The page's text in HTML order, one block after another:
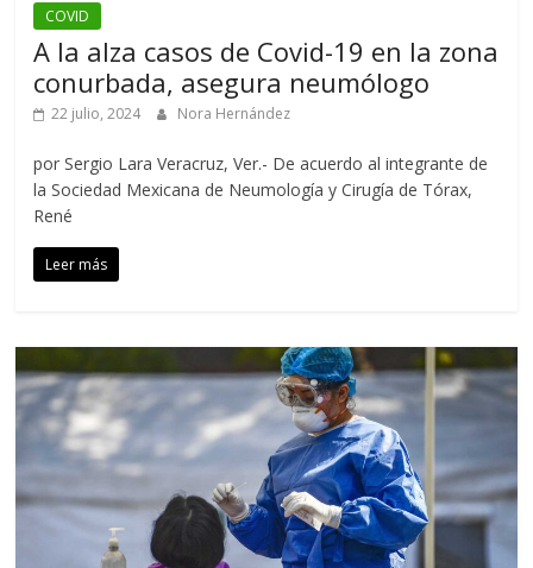
COVID
A la alza casos de Covid-19 en la zona
conurbada, asegura neumólogo
22 julio, 2024 Nora Hernández
por Sergio Lara Veracruz, Ver.- De acuerdo al integrante de
la Sociedad Mexicana de Neumología y Cirugía de Tórax,
René
Leer más